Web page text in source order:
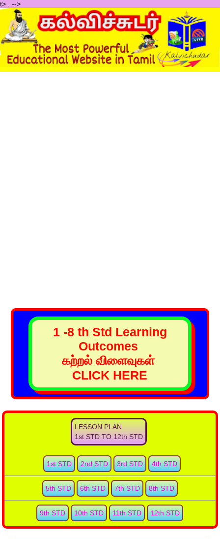
t> -->
1 -8 th Std Learning
Outcomes
கற்றல் விளைவுகள்
CLICK HERE
LESSON PLAN
1st STD TO 12th STD
1st STD 2nd STD 3rd STD 4th STD
5th STD 6th STD 7th STD 8th STD
9th STD 10th STD 11th STD 12th STD